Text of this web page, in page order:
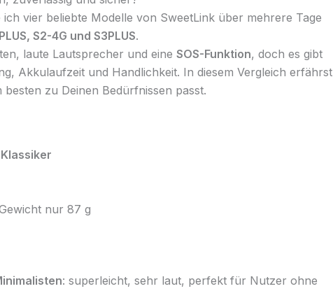
ich vier beliebte Modelle von SweetLink über mehrere Tage
S2-4G und S3PLUS.
laute Lautsprecher und eine SOS-Funktion, doch es gibt
Akkulaufzeit und Handlichkeit. In diesem Vergleich erfährst
besten zu Deinen Bedürfnissen passt.
nur 87 g
: superleicht, sehr laut, perfekt für Nutzer ohne